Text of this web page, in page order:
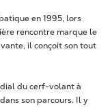
en 1995, lors
rencontre marque le
il conçoit son tout
du cerf-volant à
son parcours. Il y